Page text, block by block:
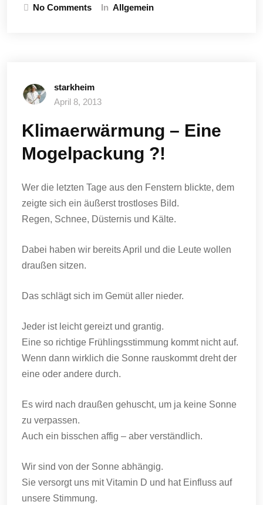
No Comments In Allgemein
starkheim
April 8, 2013
Klimaerwärmung – Eine
Mogelpackung ?!
Wer die letzten Tage aus den Fenstern blickte, dem
zeigte sich ein äußerst trostloses Bild.
Regen, Schnee, Düsternis und Kälte.
Dabei haben wir bereits April und die Leute wollen
draußen sitzen.
Das schlägt sich im Gemüt aller nieder.
Jeder ist leicht gereizt und grantig.
Eine so richtige Frühlingsstimmung kommt nicht auf.
Wenn dann wirklich die Sonne rauskommt dreht der
eine oder andere durch.
Es wird nach draußen gehuscht, um ja keine Sonne
zu verpassen.
Auch ein bisschen affig – aber verständlich.
Wir sind von der Sonne abhängig.
Sie versorgt uns mit Vitamin D und hat Einfluss auf
unsere Stimmung.